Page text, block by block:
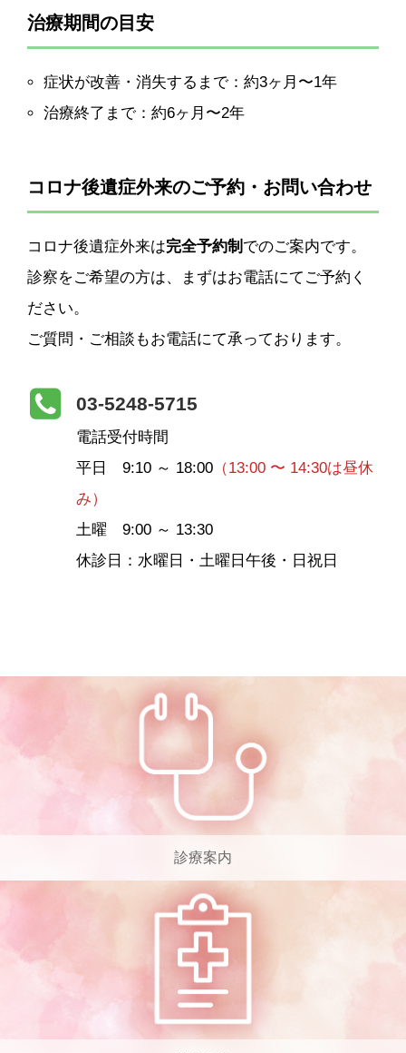
治療期間の目安
症状が改善・消失するまで：約3ヶ月〜1年
治療終了まで：約6ヶ月〜2年
コロナ後遺症外来のご予約・お問い合わせ
コロナ後遺症外来は完全予約制 でのご案内です。
診察をご希望の方は、まずはお電話にてご予約く
ださい。
ご質問・ご相談もお電話にて承っております。
03-5248-5715
電話受付時間
平日 9:10 ～ 18:00 （13:00 〜 14:30は昼休
み）
土曜 9:00 ～ 13:30
休診日：水曜日・土曜日午後・日祝日
診療案内